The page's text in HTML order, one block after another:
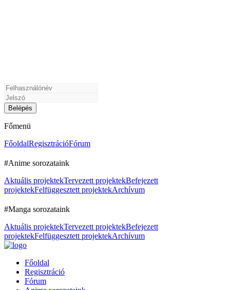
Főmenü
FőoldalRegisztrációFórum
#Anime sorozataink
Aktuális projektekTervezett projektekBefejezett
projektekFelfüggesztett projektekArchívum
#Manga sorozataink
Aktuális projektekTervezett projektekBefejezett
projektekFelfüggesztett projektekArchívum
Főoldal
Regisztráció
Fórum